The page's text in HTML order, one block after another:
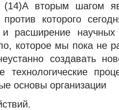
(14)А вторым шагом
которого
расширение научных
которое мы пока не
создавать
технологические
основы организации